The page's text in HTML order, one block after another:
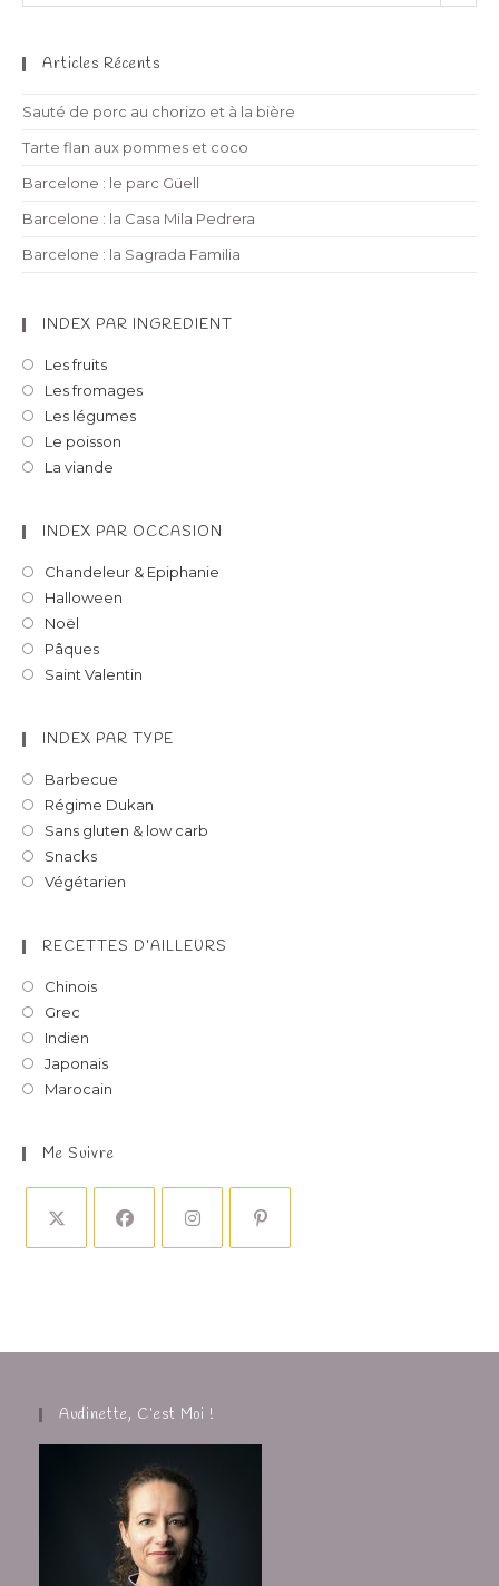
Articles Récents
Sauté de porc au chorizo et à la bière
Tarte flan aux pommes et coco
Barcelone : le parc Güell
Barcelone : la Casa Mila Pedrera
Barcelone : la Sagrada Familia
INDEX PAR INGREDIENT
Les fruits
Les fromages
Les légumes
Le poisson
La viande
INDEX PAR OCCASION
Chandeleur & Epiphanie
Halloween
Noël
Pâques
Saint Valentin
INDEX PAR TYPE
Barbecue
Régime Dukan
Sans gluten & low carb
Snacks
Végétarien
RECETTES D’AILLEURS
Chinois
Grec
Indien
Japonais
Marocain
Me Suivre
Audinette, C’est Moi !